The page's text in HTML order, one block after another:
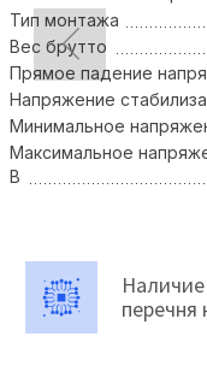
Тип монтажа
Вес брутто
Прямое падение
Напряжение
Минимальное
Максимальное
В